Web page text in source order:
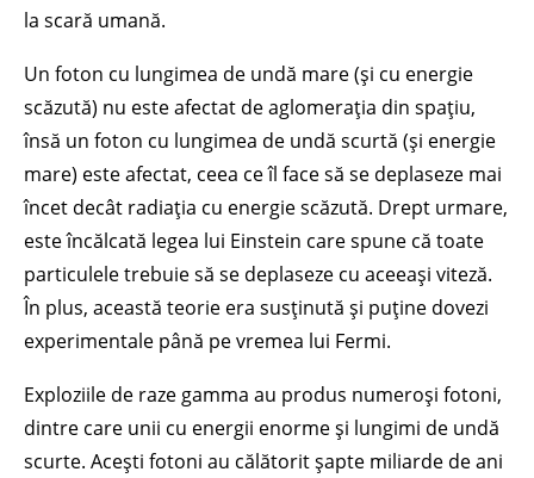
la scară umană.
Un foton cu lungimea de undă mare (și cu energie
scăzută) nu este afectat de aglomerația din spațiu,
însă un foton cu lungimea de undă scurtă (și energie
mare) este afectat, ceea ce îl face să se deplaseze mai
încet decât radiația cu energie scăzută. Drept urmare,
este încălcată legea lui Einstein care spune că toate
particulele trebuie să se deplaseze cu aceeași viteză.
În plus, această teorie era susținută și puține dovezi
experimentale până pe vremea lui Fermi.
Exploziile de raze gamma au produs numeroși fotoni,
dintre care unii cu energii enorme și lungimi de undă
scurte. Acești fotoni au călătorit șapte miliarde de ani